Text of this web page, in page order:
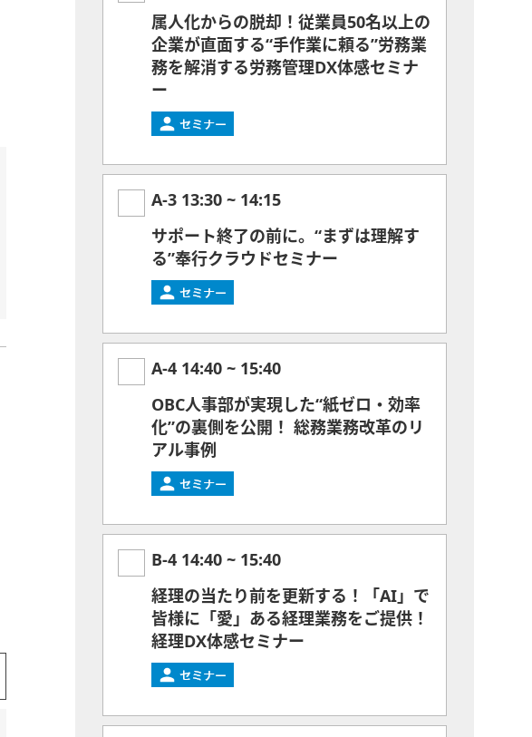
属人化からの脱却！従業員50名以上の
企業が直面する“手作業に頼る”労務業
務を解消する労務管理DX体感セミナ
ー
A-3 13:30 ~ 14:15
サポート終了の前に。“まずは理解す
る”奉行クラウドセミナー
A-4 14:40 ~ 15:40
OBC人事部が実現した“紙ゼロ・効率
化”の裏側を公開！ 総務業務改革のリ
アル事例
B-4 14:40 ~ 15:40
経理の当たり前を更新する！「AI」で
皆様に「愛」ある経理業務をご提供！
経理DX体感セミナー